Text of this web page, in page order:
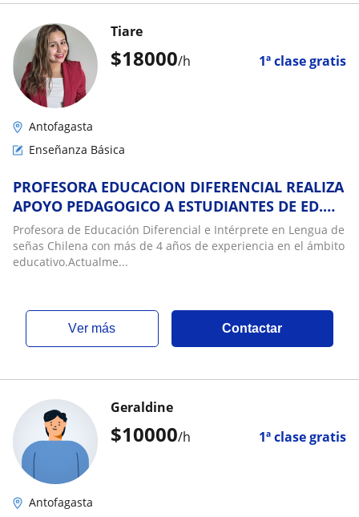
$18000/h 1ª clase gratis
Tiare
Antofagasta
Enseñanza Básica
PROFESORA EDUCACION DIFERENCIAL REALIZA
APOYO PEDAGOGICO A ESTUDIANTES DE ED.
BÁSICA
Profesora de Educación Diferencial e Intérprete en Lengua de
señas Chilena con más de 4 años de experiencia en el ámbito
educativo.Actualme...
ver más Contactar
$10000/h 1ª clase gratis
Geraldine
Antofagasta